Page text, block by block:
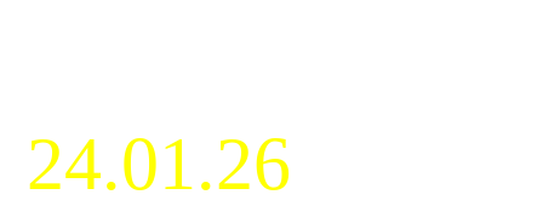
24.01.26